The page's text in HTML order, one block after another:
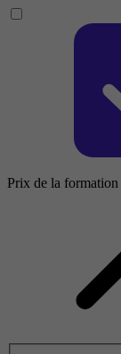
Prix de la formation